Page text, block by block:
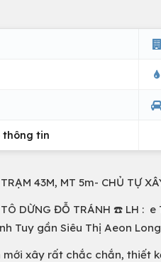
thông tin
43M, MT 5m- CHỦ TỰ
DỪNG ĐỖ TRÁNH ☎️ LH :
Tuy gần Siêu Thị Aeon
xây rất chắc chắn, thiết